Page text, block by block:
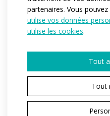
partenaires. Vous
utilise vos données
utilise les cookies.
Tout
Tout
Le champ marqué d'un * est
En envoyant, j'accepte
ENVOYER LA